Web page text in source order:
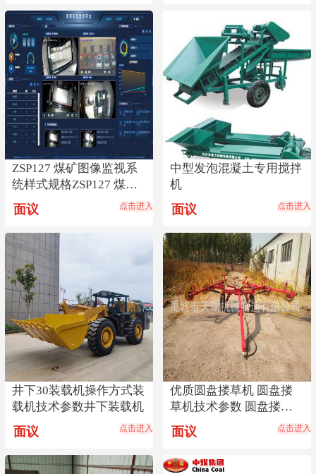
ZSP127 煤矿图像监视系
统样式规格ZSP127 煤矿
图像监视系统销售
面议 点击进入
中型发泡混凝土专用搅拌
机
面议 点击进入
井下30装载机操作方式装
载机技术参数井下装载机
面议 点击进入
优质圆盘搂草机 圆盘搂
草机技术参数 圆盘搂草
机厂家直销
面议 点击进入